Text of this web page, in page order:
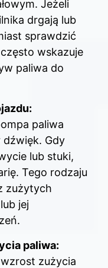
Jeżeli
drgają lub
sprawdzić
wskazuje
paliwa do
paliwa
dźwięk. Gdy
lub stuki,
Tego rodzaju
zużytych
jej
paliwa:
zużycia